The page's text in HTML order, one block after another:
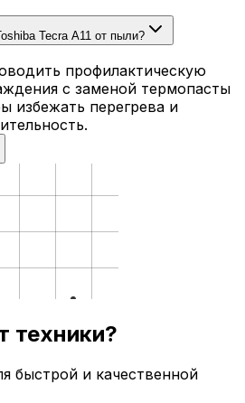
Tecra A11 от пыли?
профилактическую
с заменой термопасты
избежать перегрева и
техники?
быстрой и качественной